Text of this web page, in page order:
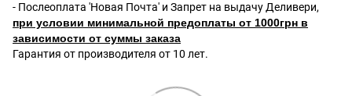
- Послеоплата 'Новая Почта' и Запрет на выдачу Деливери,
при условии минимальной предоплаты от 1000грн в
зависимости от суммы заказа
Гарантия от производителя от 10 лет.